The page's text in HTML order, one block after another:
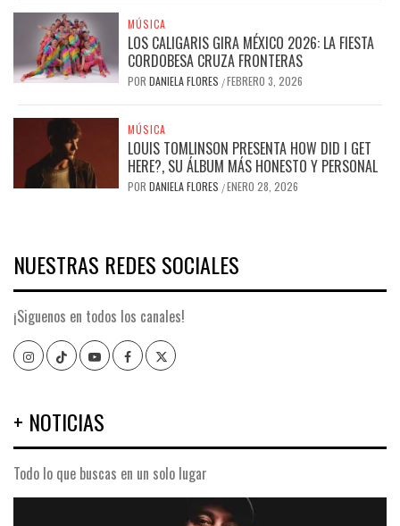
MÚSICA
LOS CALIGARIS GIRA MÉXICO 2026: LA FIESTA
CORDOBESA CRUZA FRONTERAS
POR DANIELA FLORES /FEBRERO 3, 2026
MÚSICA
LOUIS TOMLINSON PRESENTA HOW DID I GET
HERE?, SU ÁLBUM MÁS HONESTO Y PERSONAL
POR DANIELA FLORES /ENERO 28, 2026
NUESTRAS REDES SOCIALES
¡Siguenos en todos los canales!
InstagramTikTokYouTubeFacebookTwitter
+ NOTICIAS
Todo lo que buscas en un solo lugar